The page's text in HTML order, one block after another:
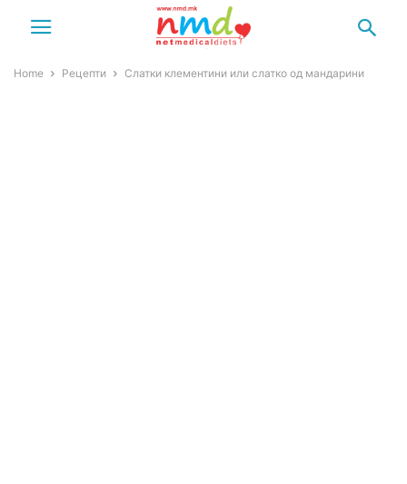
Home Рецепти Слатки клементини или слатко од мандарини